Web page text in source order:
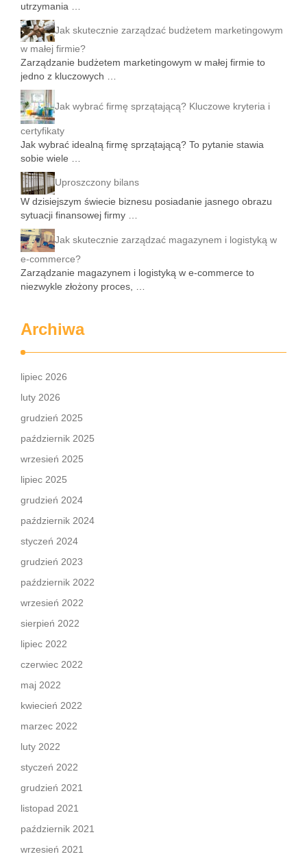
utrzymania …
Jak skutecznie zarządzać budżetem marketingowym
w małej firmie?
Zarządzanie budżetem marketingowym w małej firmie to
jedno z kluczowych …
Jak wybrać firmę sprzątającą? Kluczowe kryteria i
certyfikaty
Jak wybrać idealną firmę sprzątającą? To pytanie stawia
sobie wiele …
Uproszczony bilans
W dzisiejszym świecie biznesu posiadanie jasnego obrazu
sytuacji finansowej firmy …
Jak skutecznie zarządzać magazynem i logistyką w
e-commerce?
Zarządzanie magazynem i logistyką w e-commerce to
niezwykle złożony proces, …
Archiwa
lipiec 2026
luty 2026
grudzień 2025
październik 2025
wrzesień 2025
lipiec 2025
grudzień 2024
październik 2024
styczeń 2024
grudzień 2023
październik 2022
wrzesień 2022
sierpień 2022
lipiec 2022
czerwiec 2022
maj 2022
kwiecień 2022
marzec 2022
luty 2022
styczeń 2022
grudzień 2021
listopad 2021
październik 2021
wrzesień 2021